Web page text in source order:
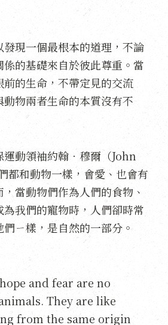
現一個最根本的道理，不論
的基礎來自於彼此尊重。當
前的生命，不帶定見的交流
物兩者生命的本質沒有不
運動領袖約翰‧穆爾（John
都和動物一樣，會愛、也會有
當動物們作為人們的食物、
我們的寵物時，人們卻時常
ㄧ樣，是自然的一部分。
and fear are no
They are like
from the same origin